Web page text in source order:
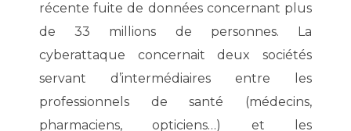
récente fuite de données concernant plus
de 33 millions de personnes. La
cyberattaque concernait deux sociétés
servant d’intermédiaires entre les
professionnels de santé (médecins,
pharmaciens, opticiens…) et les